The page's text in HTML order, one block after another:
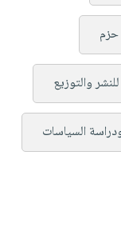
حزم
والتوزيع
السياسات